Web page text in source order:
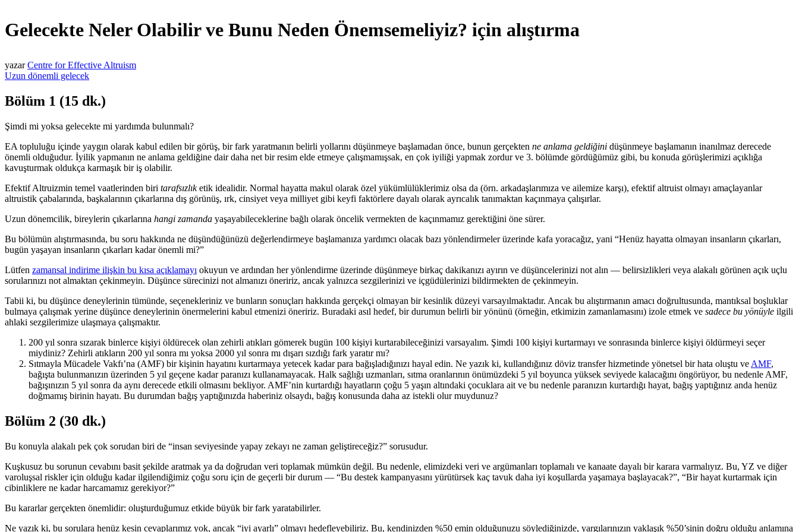
Gelecekte Neler Olabilir ve Bunu Neden Önemsemeliyiz? için alıştırma
yazar Centre for Effective Altruism
Uzun dönemli gelecek
Bölüm 1 (15 dk.)
Şimdi mi yoksa gelecekte mi yardımda bulunmalı?
EA topluluğu içinde yaygın olarak kabul edilen bir görüş, bir fark yaratmanın belirli yollarını düşünmeye başlamadan önce, bunun gerçekten ne anlama geldiğini düşünmeye başlamanın inanılmaz derecede
önemli olduğudur. İyilik yapmanın ne anlama geldiğine dair daha net bir resim elde etmeye çalışmamışsak, en çok iyiliği yapmak zordur ve 3. bölümde gördüğümüz gibi, bu konuda görüşlerimizi açıklığa
kavuşturmak oldukça karmaşık bir iş olabilir.
Efektif Altruizmin temel vaatlerinden biri tarafsızlıketik idealidir. Normal hayatta makul olarak özel yükümlülüklerimiz olsa da (örn. arkadaşlarımıza ve ailemize karşı), efektif altruist olmayı amaçlayanlar
altruistik çabalarında, başkalarının çıkarlarına dış görünüş, ırk, cinsiyet veya milliyet gibi keyfi faktörlere dayalı olarak ayrıcalık tanımaktan kaçınmaya çalışırlar.
Uzun dönemcilik, bireylerin çıkarlarına hangi zamanda yaşayabileceklerine bağlı olarak öncelik vermekten de kaçınmamız gerektiğini öne sürer.
Bu bölümün alıştırmasında, bu soru hakkında ne düşündüğünüzü değerlendirmeye başlamanıza yardımcı olacak bazı yönlendirmeler üzerinde kafa yoracağız, yani “Henüz hayatta olmayan insanların çıkarları,
bugün yaşayan insanların çıkarları kadar önemli mi?”
Lütfen zamansal indirime ilişkin bu kısa açıklamayı okuyun ve ardından her yönlendirme üzerinde düşünmeye birkaç dakikanızı ayırın ve düşüncelerinizi not alın — belirsizlikleri veya alakalı görünen açık uçlu
sorularınızı not almaktan çekinmeyin. Düşünce sürecinizi not almanızı öneririz, ancak yalnızca sezgilerinizi ve içgüdülerinizi bildirmekten de çekinmeyin.
Tabii ki, bu düşünce deneylerinin tümünde, seçenekleriniz ve bunların sonuçları hakkında gerçekçi olmayan bir kesinlik düzeyi varsayılmaktadır. Ancak bu alıştırmanın amacı doğrultusunda, mantıksal boşluklar
bulmaya çalışmak yerine düşünce deneylerinin önermelerini kabul etmenizi öneririz. Buradaki asıl hedef, bir durumun belirli bir yönünü (örneğin, etkimizin zamanlamasını) izole etmek ve sadece bu yönüyle ilgili
ahlaki sezgilerimize ulaşmaya çalışmaktır.
200 yıl sonra sızarak binlerce kişiyi öldürecek olan zehirli atıkları gömerek bugün 100 kişiyi kurtarabileceğinizi varsayalım. Şimdi 100 kişiyi kurtarmayı ve sonrasında binlerce kişiyi öldürmeyi seçer
miydiniz? Zehirli atıkların 200 yıl sonra mı yoksa 2000 yıl sonra mı dışarı sızdığı fark yaratır mı?
Sıtmayla Mücadele Vakfı’na (AMF) bir kişinin hayatını kurtarmaya yetecek kadar para bağışladığınızı hayal edin. Ne yazık ki, kullandığınız döviz transfer hizmetinde yönetsel bir hata oluştu ve AMF,
bağışta bulunmanızın üzerinden 5 yıl geçene kadar paranızı kullanamayacak. Halk sağlığı uzmanları, sıtma oranlarının önümüzdeki 5 yıl boyunca yüksek seviyede kalacağını öngörüyor, bu nedenle AMF,
bağışınızın 5 yıl sonra da aynı derecede etkili olmasını bekliyor. AMF’nin kurtardığı hayatların çoğu 5 yaşın altındaki çocuklara ait ve bu nedenle paranızın kurtardığı hayat, bağış yaptığınız anda henüz
doğmamış birinin hayatı. Bu durumdan bağış yaptığınızda haberiniz olsaydı, bağış konusunda daha az istekli olur muydunuz?
Bölüm 2 (30 dk.)
Bu konuyla alakalı pek çok sorudan biri de “insan seviyesinde yapay zekayı ne zaman geliştireceğiz?” sorusudur.
Kuşkusuz bu sorunun cevabını basit şekilde aratmak ya da doğrudan veri toplamak mümkün değil. Bu nedenle, elimizdeki veri ve argümanları toplamalı ve kanaate dayalı bir karara varmalıyız. Bu, YZ ve diğer
varoluşsal riskler için olduğu kadar ilgilendiğimiz çoğu soru için de geçerli bir durum — “Bu destek kampanyasını yürütürsek kaç tavuk daha iyi koşullarda yaşamaya başlayacak?”, “Bir hayat kurtarmak için
cibinliklere ne kadar harcamamız gerekiyor?”
Bu kararlar gerçekten önemlidir: oluşturduğumuz etkide büyük bir fark yaratabilirler.
Ne yazık ki, bu sorulara henüz kesin cevaplarımız yok, ancak “iyi ayarlı” olmayı hedefleyebiliriz. Bu, kendinizden %50 emin olduğunuzu söylediğinizde, yargılarınızın yaklaşık %50’sinin doğru olduğu anlamına